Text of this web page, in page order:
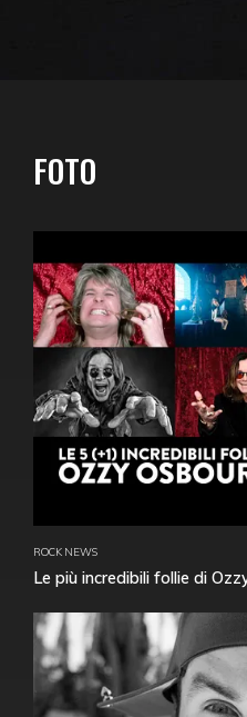
FOTO
ROCK NEWS
Le più incredibili follie di